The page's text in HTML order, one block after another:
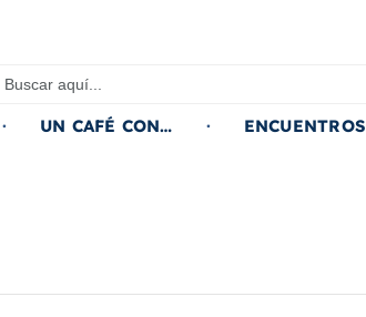
UN CAFÉ CON… ENCUENTROS